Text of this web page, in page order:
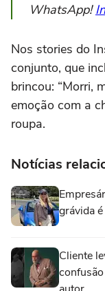
WhatsApp!
Nos stories do
conjunto, que
brincou: “Morri,
emoção com a
roupa.
Notícias
grávida
Cliente